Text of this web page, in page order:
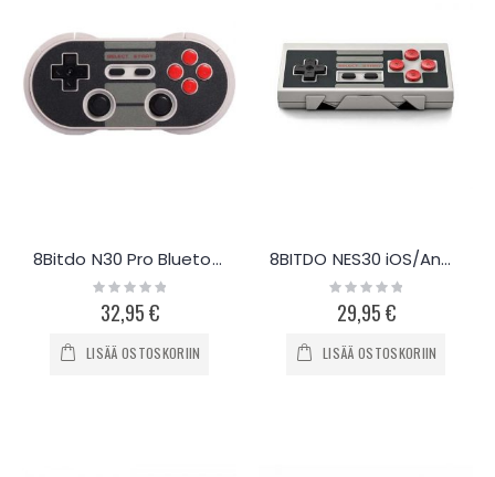
8Bitdo N30 Pro Bluetooth peliohjain
Rating:
0%
32,95 €
LISÄÄ OSTOSKORIIN
8BITDO NES30 iOS/Android/PC -peliohjain
Rating:
0%
29,95 €
LISÄÄ OSTOSKORIIN